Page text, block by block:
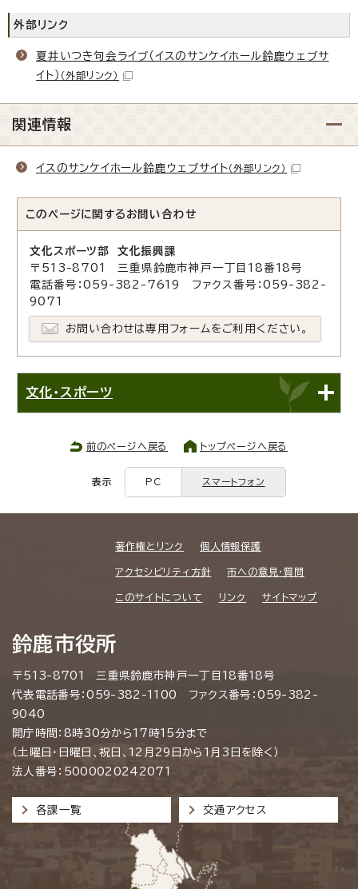
外部リンク
夏井いつき句会ライブ（イスのサンケイホール鈴鹿ウェブサ
イト） （外部リンク）
関連情報
イスのサンケイホール鈴鹿ウェブサイト（外部リンク）
このページに関する お問い合わせ
文化スポーツ部 文化振興課
〒513-8701 三重県鈴鹿市神戸一丁目18番18号
電話番号：059-382-7619 ファクス番号：059-382-
9071
お問い合わせは専用フォームをご利用ください。
文化・スポーツ
前のページへ戻る トップページへ戻る
表示 PC スマートフォン
著作権とリンク 個人情報保護
アクセシビリティ方針 市への意見・質問
このサイトについて リンク サイトマップ
鈴鹿市役所
〒513-8701 三重県鈴鹿市神戸一丁目18番18号
代表電話番号：059-382-1100 ファクス番号：059-382-
9040
開庁時間：8時30分から17時15分まで
（土曜日・日曜日、祝日、12月29日から1月3日を除く）
法人番号：5000020242071
各課一覧 交通アクセス